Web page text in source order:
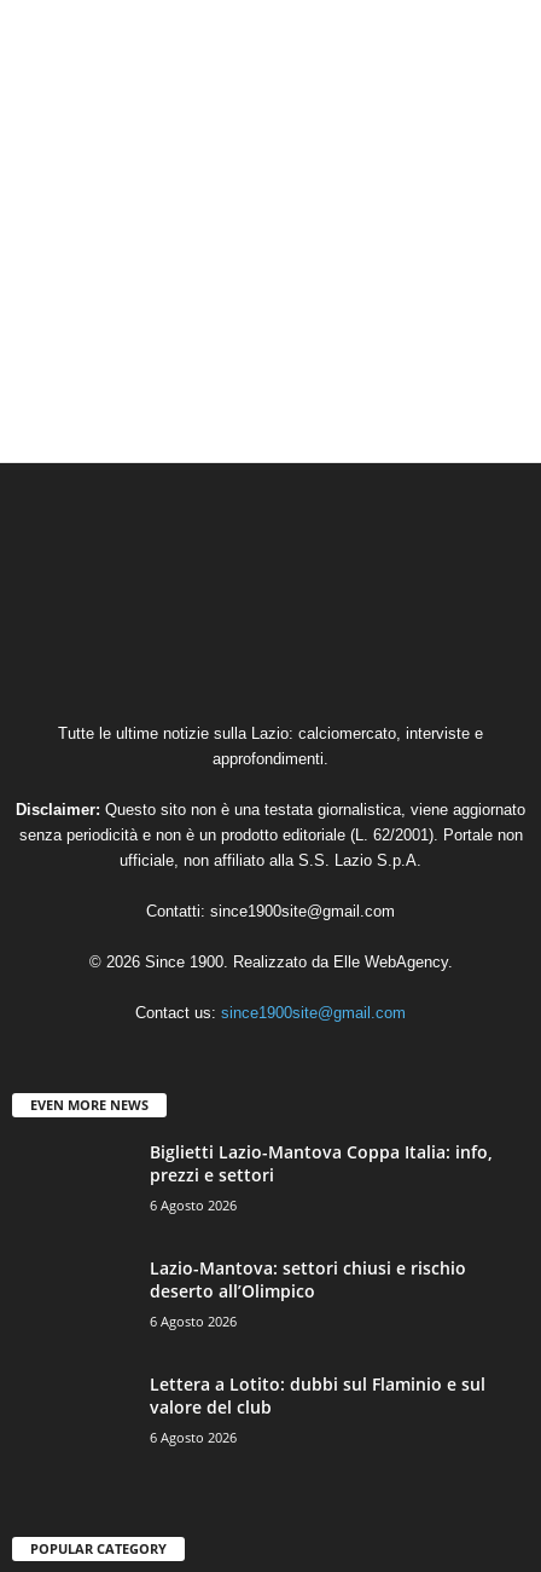
Tutte le ultime notizie sulla Lazio: calciomercato, interviste e
approfondimenti.
Disclaimer: Questo sito non è una testata giornalistica, viene aggiornato
senza periodicità e non è un prodotto editoriale (L. 62/2001). Portale non
ufficiale, non affiliato alla S.S. Lazio S.p.A.
Contatti: since1900site@gmail.com
© 2026 Since 1900. Realizzato da Elle WebAgency.
Contact us: since1900site@gmail.com
EVEN MORE NEWS
Biglietti Lazio-Mantova Coppa Italia: info,
prezzi e settori
6 Agosto 2026
Lazio-Mantova: settori chiusi e rischio
deserto all’Olimpico
6 Agosto 2026
Lettera a Lotito: dubbi sul Flaminio e sul
valore del club
6 Agosto 2026
POPULAR CATEGORY